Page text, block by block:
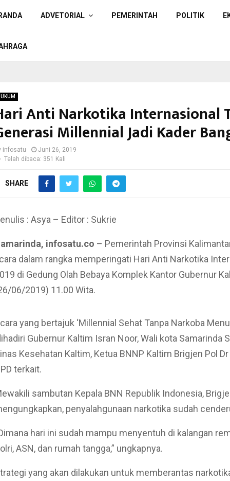
ADVETORIAL PEMERINTAH POLITIK
Anti Narkotika Internasional
Millennial Jadi Kader
infosatu
Juni 26, 2019
Telah dibaca: 351 Kali
SHARE
: Asya – Editor : Sukrie
infosatu.co – Pemerintah Provinsi
dalam rangka memperingati Hari Anti Narkotika
di Gedung Olah Bebaya Komplek Kantor Gubernur
06/2019) 11.00 Wita.
yang bertajuk ‘Millennial Sehat Tanpa Narkoba
Gubernur Kaltim Isran Noor, Wali kota Samarinda
Kesehatan Kaltim, Ketua BNNP Kaltim Brigjen Pol
terkait.
sambutan Kepala BNN Republik Indonesia,
penyalahgunaan narkotika sudah
hari ini sudah mampu menyentuh di kalangan
ASN, dan rumah tangga,” ungkapnya.
yang akan dilakukan untuk memberantas